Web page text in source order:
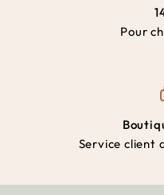
Pour
Service client